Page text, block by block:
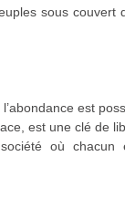
sous couvert
est
est une clé de
où chacun